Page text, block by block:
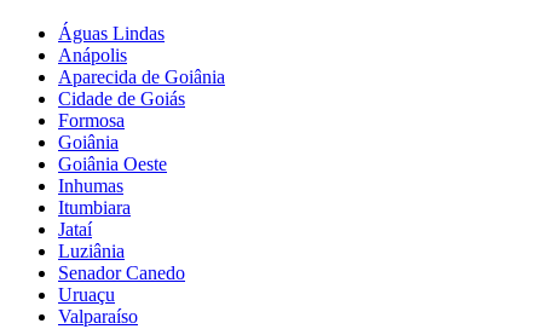
Águas Lindas
Anápolis
Aparecida de Goiânia
Cidade de Goiás
Formosa
Goiânia
Goiânia Oeste
Inhumas
Itumbiara
Jataí
Luziânia
Senador Canedo
Uruaçu
Valparaíso